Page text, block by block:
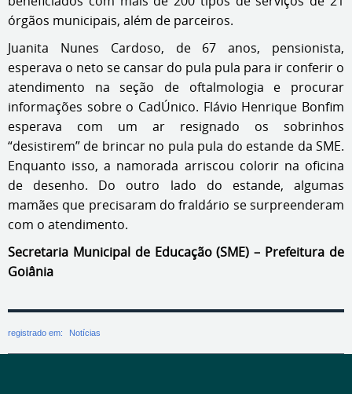
órgãos municipais, além de parceiros.
Juanita Nunes Cardoso, de 67 anos, pensionista,
esperava o neto se cansar do pula pula para ir conferir o
atendimento na seção de oftalmologia e procurar
informações sobre o CadÚnico. Flávio Henrique Bonfim
esperava com um ar resignado os sobrinhos
“desistirem” de brincar no pula pula do estande da SME.
Enquanto isso, a namorada arriscou colorir na oficina
de desenho. Do outro lado do estande, algumas
mamães que precisaram do fraldário se surpreenderam
com o atendimento.
Secretaria Municipal de Educação (SME) – Prefeitura de
Goiânia
registrado em: Notícias